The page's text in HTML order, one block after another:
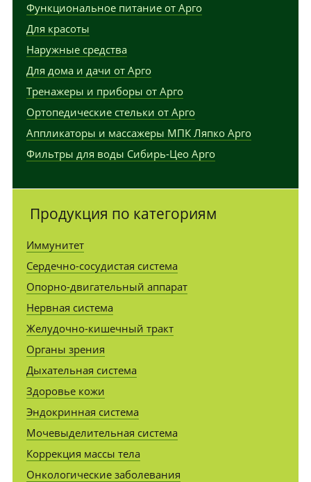
Функциональное питание от Арго
Для красоты
Наружные средства
Для дома и дачи от Арго
Тренажеры и приборы от Арго
Ортопедические стельки от Арго
Аппликаторы и массажеры МПК Ляпко Арго
Фильтры для воды Сибирь-Цео Арго
Продукция по категориям
Иммунитет
Сердечно-сосудистая система
Опорно-двигательный аппарат
Нервная система
Желудочно-кишечный тракт
Органы зрения
Дыхательная система
Здоровье кожи
Эндокринная система
Мочевыделительная система
Коррекция массы тела
Онкологические заболевания